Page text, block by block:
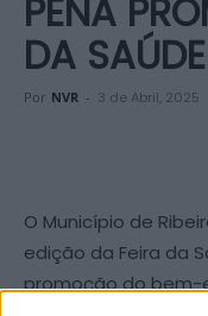
PENA
DA SAÚDE
Por NVR - 3 de Abril, 2025
O Município de
edição da Feira da
promoção do bem-